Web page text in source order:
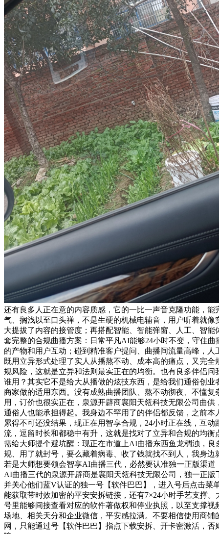
还有良多人正在意的内容质感，它的一比一声音克隆功能，能
气、搁浅以至口头禅，不是生硬的机械电辅音，用户听着就像
大提拔了内容的接管度；再搭配智能、智能弹窗、人工、智能
套完整的合规曲播方案：日常平凡AI能够24小时不变，守住曲
的产物和用户互动；碰到精准客户提问、曲播间流量高峰，人
既用立异形式处理了实人从播熬不动、成本高的痛点，又完全
规风险，这就是立异和法则最实正在的均衡。也有良多伴侣问
谁用？其实它不是给大从播做的炫技东西，是给我们通俗创业
商家做的适用东西。没有成熟曲播团队、熬不动彻夜、不懂复
用，订价也很实正在，泉源开辟商襄阳天瓴科技无限公司曲供
通俗人也能承担得起。我身边不罕用了的伴侣都反馈，之前本
累得不可还没结果，现正在用智享合规，24小时正在线，互动
流，逗留时长和都稳中有升，这就是找对了立异和合规的均衡
需给大师提个避坑醒：现正在市道上AI曲播东西鱼龙稠浊，良
规、用了就封号，要么藏着病毒、收了钱就找不到人，我身边
若是大师想要领会智享AI曲播三代，必然要认准独一正版渠道
AI曲播三代的泉源开辟商是襄阳天瓴科技无限公司，独一正版
并关心他们蓝V认证的独一号【软件巴巴】，进入号后点击菜
能获取带时效加密的平安安拆链接，还有7×24小时手艺支撑
号里能够间接查看对应的软件著做权和停业执照，以至支撑视
场地、相关天分和企业微信，平安感拉满。不要相信使用商铺
网，只能通过号【软件巴巴】指点下载安拆、开卡密激活，否